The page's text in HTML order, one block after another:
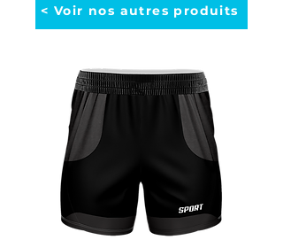
< Voir nos autres produits